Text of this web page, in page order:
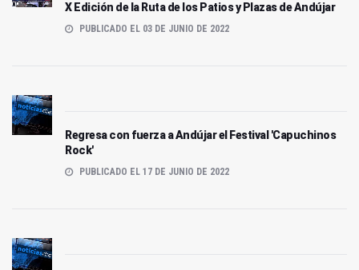
X Edición de la Ruta de los Patios y Plazas de Andújar
PUBLICADO EL 03 DE JUNIO DE 2022
Regresa con fuerza a Andújar el Festival 'Capuchinos
Rock'
PUBLICADO EL 17 DE JUNIO DE 2022